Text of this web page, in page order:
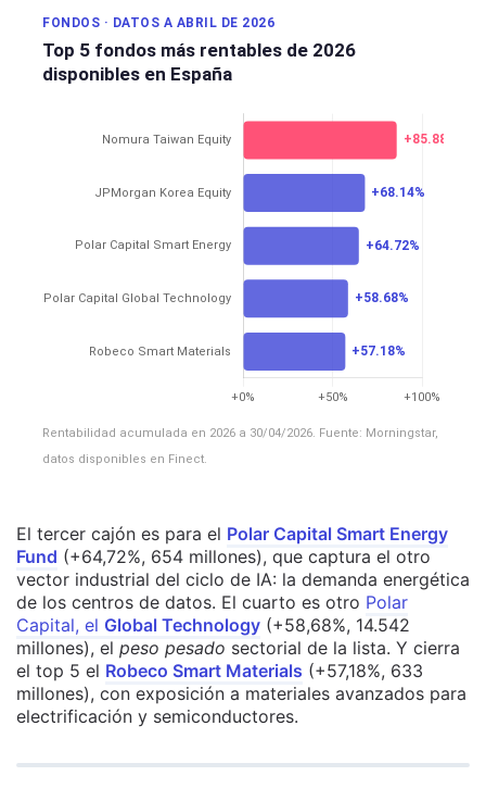
FONDOS · DATOS A ABRIL DE 2026
Top 5 fondos más rentables de 2026
disponibles en España
Rentabilidad acumulada en 2026 a 30/04/2026. Fuente: Morningstar,
datos disponibles en Finect.
El tercer cajón es para el Polar Capital Smart Energy
Fund (+64,72%, 654 millones), que captura el otro
vector industrial del ciclo de IA: la demanda energética
de los centros de datos. El cuarto es otro Polar
Capital, el Global Technology (+58,68%, 14.542
millones), el peso pesado sectorial de la lista. Y cierra
el top 5 el Robeco Smart Materials (+57,18%, 633
millones), con exposición a materiales avanzados para
electrificación y semiconductores.